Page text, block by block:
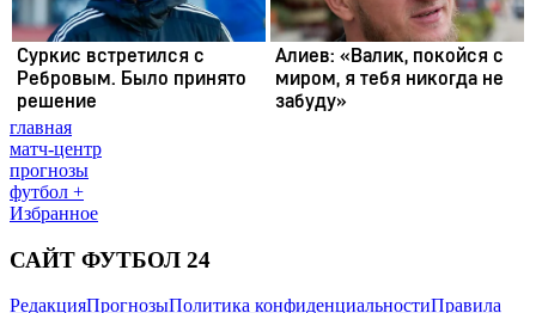
главная
матч-центр
прогнозы
футбол +
Избранное
САЙТ ФУТБОЛ 24
РедакцияПрогнозыПолитика конфиденциальностиПравила